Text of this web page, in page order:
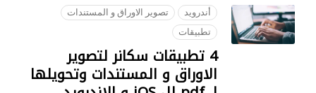
أندرويد
تصوير الاوراق و المستندات
تطبيقات
4 تطبيقات سكانر لتصوير
الاوراق و المستندات وتحويلها